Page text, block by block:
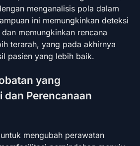
menganalisis pola dalam
ini memungkinkan deteksi
memungkinkan rencana
terarah, yang pada akhirnya
pasien yang lebih baik.
yang
dan Perencanaan
mengubah perawatan